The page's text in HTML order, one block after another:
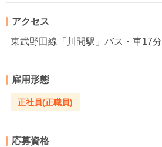
アクセス
東武野田線「川間駅」バス・車17分
雇用形態
正社員(正職員)
応募資格